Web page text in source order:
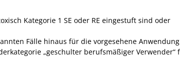
Kategorie 1 SE oder RE eingestuft sind oder
Fälle hinaus für die vorgesehene
„geschulter berufsmäßiger Verwender“